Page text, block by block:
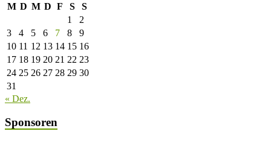
M D M D F S
S
1
2
3
4 5 6 7 8
9
10 11 12 13 14 15 16
17 18 19 20 21 22 23
24 25 26 27 28 29 30
31
« Dez.
Sponsoren